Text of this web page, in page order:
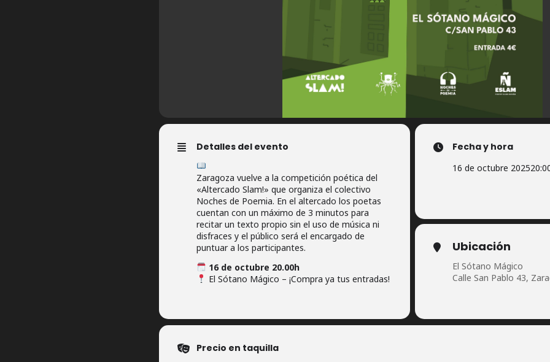
Detalles del evento
Zaragoza vuelve a la competición poética del
«Altercado Slam!» que organiza el colectivo
Noches de Poemia. En el altercado los poetas
cuentan con un máximo de 3 minutos para
recitar un texto propio sin el uso de música ni
disfraces y el público será el encargado de
puntuar a los participantes.
16 de octubre 20.00h
El Sótano Mágico – ¡Compra ya tus entradas!
Fecha y hora
16 de octubre 2025
Ubicación
El Sótano Mágico
Calle San Pablo 43,
Precio en taquilla